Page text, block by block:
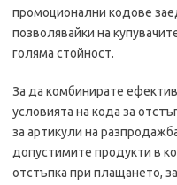
промоционални кодове
позволявайки на
голяма стойност.
За да комбинирате
условията на кода за
за артикули на
допустимите продукти в
отстъпка при плащането,